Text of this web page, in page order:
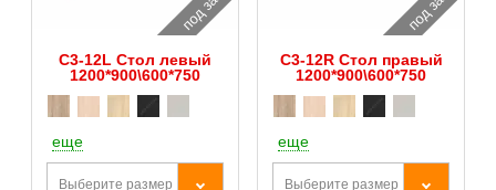
С3-12L Стол левый
1200*900\600*750
еще
Выберите размер
С3-12R Стол правый
1200*900\600*750
еще
Выберите размер